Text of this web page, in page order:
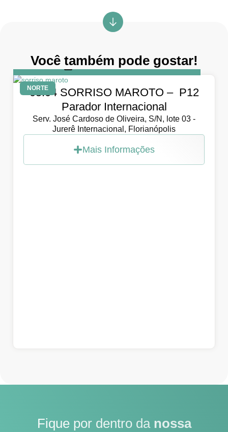
Você também pode gostar!
NORTE
DIA5 de abril de 2026
05.04 SORRISO MAROTO – P12
Parador Internacional
Serv. José Cardoso de Oliveira, S/N, lote 03 -
Jurerê Internacional, Florianópolis
Mais Informações
Fique por dentro da nossa